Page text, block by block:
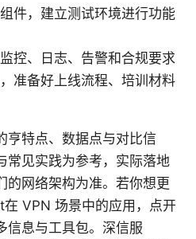
件，建立测试环境进行功能
控、日志、告警和合规要求
准备好上线流程、培训材料
亨特点、数据点与对比信
常见实践为参考，实际落地
的网络架构为准。若你想更
VPN 场景中的应用，点开
信息与工具包。深信服